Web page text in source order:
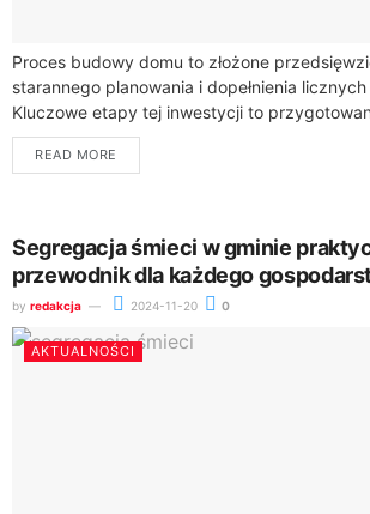
Proces budowy domu to złożone
starannego planowania i dopełnienia
Kluczowe etapy tej inwestycji to
projektowej, uzyskanie pozwolenia na
budowlanych, podłączenie...
READ MORE
Segregacja śmieci w gminie
przewodnik dla każdego
by redakcja 2024-11-20 0
AKTUALNOŚCI